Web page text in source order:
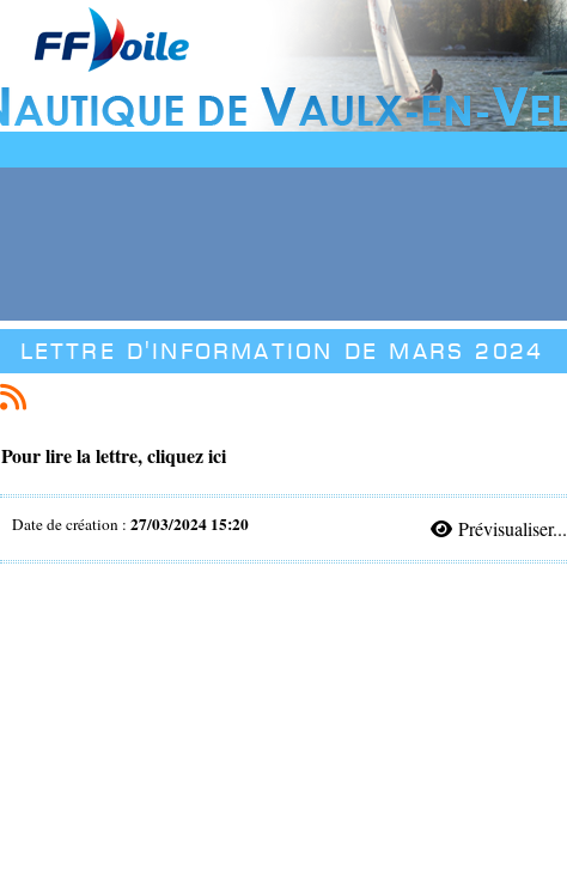
lettre d'information de MARS 2024
Pour lire la lettre, cliquez ici
Date de création : 27/03/2024 15:20 Prévisualiser...